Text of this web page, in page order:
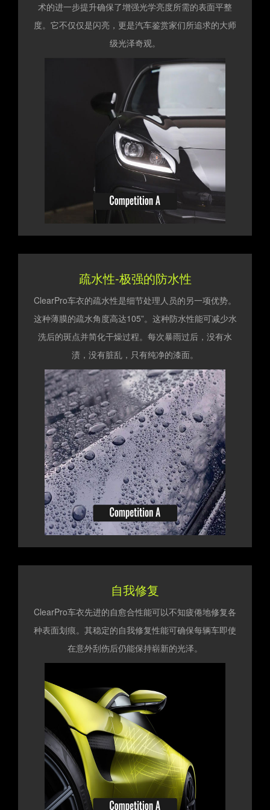
术的进一步提升确保了增强光学亮度所需的表面平整
度。它不仅仅是闪亮，更是汽车鉴赏家们所追求的大师
级光泽奇观。
疏水性-极强的防水性
ClearPro车衣的疏水性是细节处理人员的另一项优势。
这种薄膜的疏水角度高达105”。这种防水性能可减少水
洗后的斑点并简化干燥过程。每次暴雨过后，没有水
渍，没有脏乱，只有纯净的漆面。
自我修复
ClearPro车衣先进的自愈合性能可以不知疲倦地修复各
种表面划痕。其稳定的自我修复性能可确保每辆车即使
在意外刮伤后仍能保持崭新的光泽。